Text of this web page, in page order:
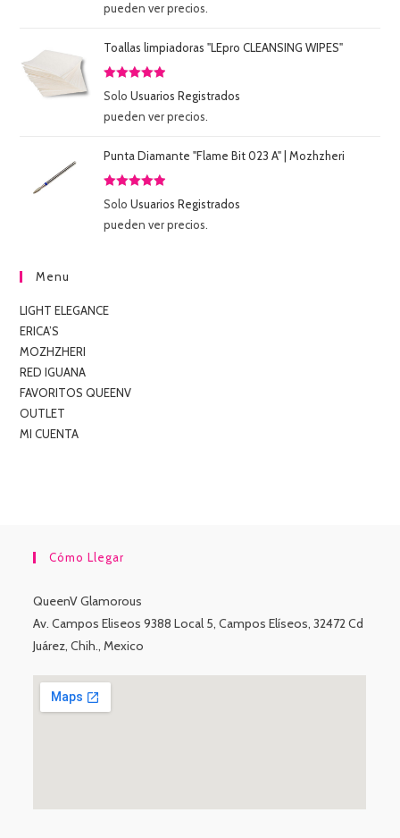
5
pueden ver precios.
Toallas limpiadoras "LEpro CLEANSING WIPES"
Valorado
5
SoloUsuarios Registrados
pueden ver precios.
Punta Diamante "Flame Bit 023 A" | Mozhzheri
Valorado
5
SoloUsuarios Registrados
pueden ver precios.
Menu
LIGHT ELEGANCE
ERICA’S
MOZHZHERI
RED IGUANA
FAVORITOS QUEENV
OUTLET
MI CUENTA
Cómo Llegar
QueenV Glamorous
Av. Campos Eliseos 9388 Local 5, Campos Elíseos, 32472 Cd
Juárez, Chih., Mexico